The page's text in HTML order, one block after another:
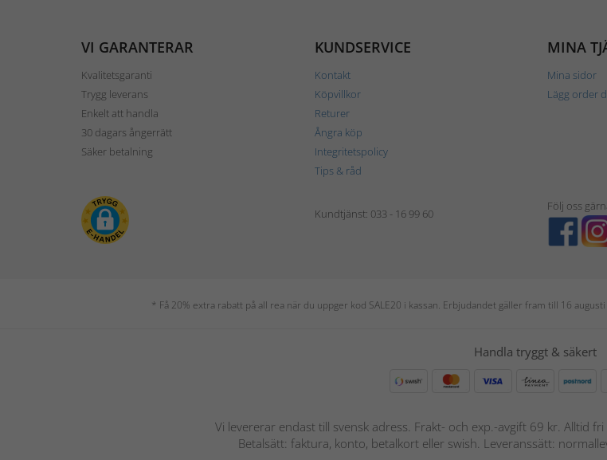
VI GARANTERAR
Kvalitetsgaranti
Trygg leverans
Enkelt att handla
30 dagars ångerrätt
Säker betalning
KUNDSERVICE
Kontakt
Köpvillkor
Returer
Ångra köp
Integritetspolicy
Tips & råd
MINA
Mina sidor
Lägg order
Kundtjänst: 033 - 16 99 60
Följ oss
* Få 20% extra rabatt på all rea när du uppger kod SALE20 i kassan. Erbjudandet gäller fram till 16
Handla tryggt & säkert
Vi levererar endast till svensk adress. Frakt- och exp.-avgift 69 kr. Alltid
Betalsätt: faktura, konto, betalkort eller swish. Leveranssätt: